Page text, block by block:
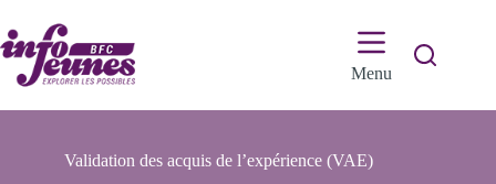
au
contenu
Menu
Validation des acquis de l’expérience (VAE)